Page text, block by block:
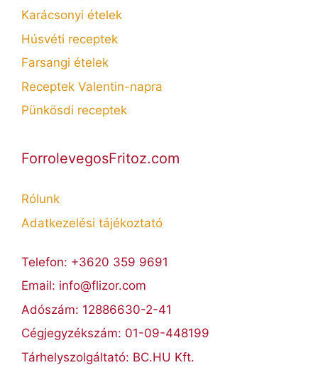
Karácsonyi ételek
Húsvéti receptek
Farsangi ételek
Receptek Valentin-napra
Pünkösdi receptek
ForrolevegosFritoz.com
Rólunk
Adatkezelési tájékoztató
Telefon: +3620 359 9691
Email: info@flizor.com
Adószám: 12886630-2-41
Cégjegyzékszám: 01-09-448199
Tárhelyszolgáltató: BC.HU Kft.